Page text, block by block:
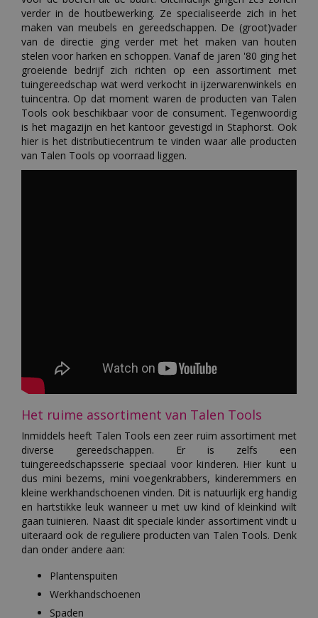
verder in de houtbewerking. Ze specialiseerde zich in het
maken van meubels en gereedschappen. De (groot)vader
van de directie ging verder met het maken van houten
stelen voor harken en schoppen. Vanaf de jaren '80 ging het
groeiende bedrijf zich richten op een assortiment met
tuingereedschap wat werd verkocht in ijzerwarenwinkels en
tuincentra. Op dat moment waren de producten van Talen
Tools ook beschikbaar voor de consument. Tegenwoordig
is het magazijn en het kantoor gevestigd in Staphorst. Ook
hier is het distributiecentrum te vinden waar alle producten
van Talen Tools op voorraad liggen.
Het ruime assortiment van Talen Tools
Inmiddels heeft Talen Tools een zeer ruim assortiment met
diverse gereedschappen. Er is zelfs een
tuingereedschapsserie speciaal voor kinderen. Hier kunt u
dus mini bezems, mini voegenkrabbers, kinderemmers en
kleine werkhandschoenen vinden. Dit is natuurlijk erg handig
en hartstikke leuk wanneer u met uw kind of kleinkind wilt
gaan tuinieren. Naast dit speciale kinder assortiment vindt u
uiteraard ook de reguliere producten van Talen Tools. Denk
dan onder andere aan:
Plantenspuiten
Werkhandschoenen
Spaden